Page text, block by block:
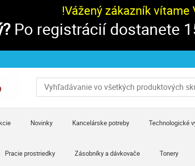
!Vážený zákazník
Po registrácií dostanete
Novinky Kancelárske potreby Technologické
Pracie prostriedky Zásobníky a dávkovače Tonery